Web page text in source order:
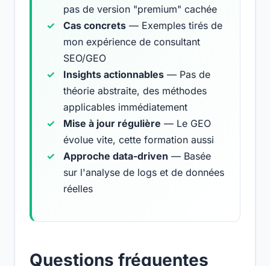
pas de version "premium" cachée
Cas concrets — Exemples tirés de
mon expérience de consultant
SEO/GEO
Insights actionnables — Pas de
théorie abstraite, des méthodes
applicables immédiatement
Mise à jour régulière — Le GEO
évolue vite, cette formation aussi
Approche data-driven — Basée
sur l'analyse de logs et de données
réelles
Questions fréquentes